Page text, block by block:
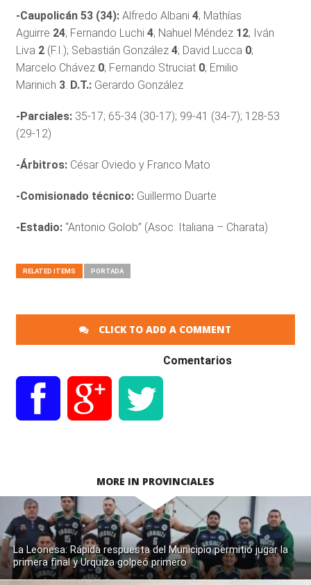
-Caupolicán 53 (34):Alfredo Albani 4; Mathías
Aguirre 24; Fernando Luchi 4; Nahuel Méndez 12; Iván
Liva 2(F.I.); Sebastián González 4; David Lucca 0;
Marcelo Chávez 0; Fernando Struciat 0; Emilio
Marinich 3. D.T.:Gerardo González
-Parciales:35-17; 65-34 (30-17); 99-41 (34-7); 128-53
(29-12)
-Árbitros:César Oviedo y Franco Mato
-Comisionado técnico:Guillermo Duarte
-Estadio:“Antonio Golob” (Asoc. Italiana – Charata)
RELATED ITEMS PORTADA
CLICK TO ADD A COMMENT
Comentarios
MORE IN PROVINCIALES
La Leonesa: Rápida respuesta del Municipio permitió jugar la
primera final y Urquiza golpeó primero